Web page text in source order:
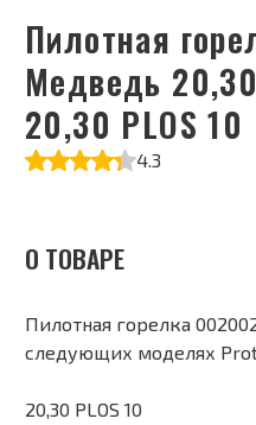
Пилотная горелка Protherm
Медведь
20,30 PLOS 10
4.3
О ТОВАРЕ
Пилотная горелка
следующих моделях
20,30 PLOS 10